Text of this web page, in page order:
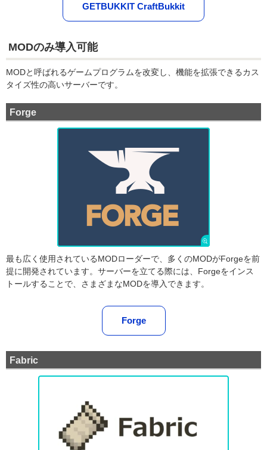
GETBUKKIT CraftBukkit
MODのみ導入可能
MODと呼ばれるゲームプログラムを改変し、機能を拡張できるカス
タイズ性の高いサーバーです。
Forge
最も広く使用されているMODローダーで、多くのMODがForgeを前
提に開発されています。サーバーを立てる際には、Forgeをインス
トールすることで、さまざまなMODを導入できます。
Forge
Fabric